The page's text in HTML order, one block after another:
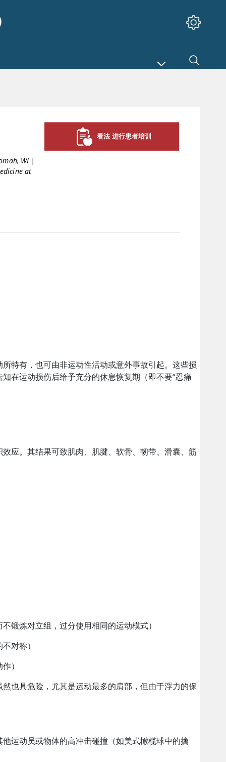
WI |
at
看法 进行患者培训
特有，也可由非运动性活动或意外事故引起。这些损
在运动损伤后给予充分的休息恢复期（即不要“忍痛
应。其结果可致肌肉、肌腱、软骨、韧带、滑囊、筋
锻炼对立组，过分使用相同的运动模式）
对称）
）
也具危险，尤其是运动最多的肩部，但由于浮力的保
运动员或物体的高冲击碰撞（如美式橄榄球中的擒